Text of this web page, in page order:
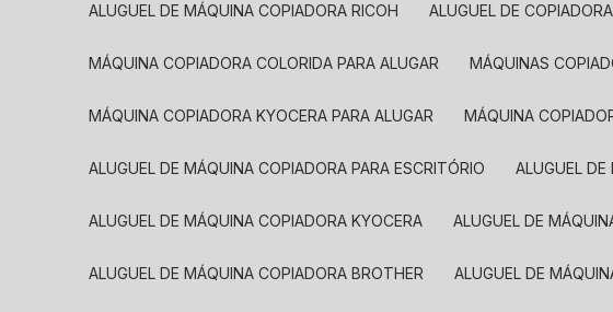
ALUGUEL DE MÁQUINA COPIADORA RICOH ALUGUEL DE
MÁQUINA COPIADORA COLORIDA PARA ALUGAR MÁQUINAS
MÁQUINA COPIADORA KYOCERA PARA ALUGAR MÁQUINA
ALUGUEL DE MÁQUINA COPIADORA PARA ESCRITÓRIO ALUGUEL
ALUGUEL DE MÁQUINA COPIADORA KYOCERA ALUGUEL DE
ALUGUEL DE MÁQUINA COPIADORA BROTHER ALUGUEL DE